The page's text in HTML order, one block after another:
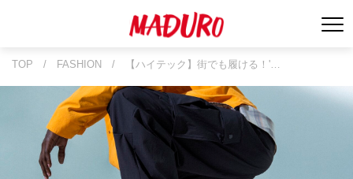
TOP / FASHION / 【ハイテック】街でも履ける！'…